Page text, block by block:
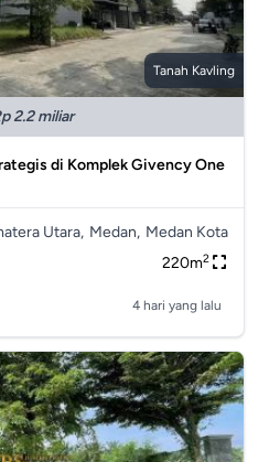
Tanah Kavling
2.2 miliar
di Komplek Givency One
Utara, Medan, Medan Kota
220m2
4 hari yang lalu